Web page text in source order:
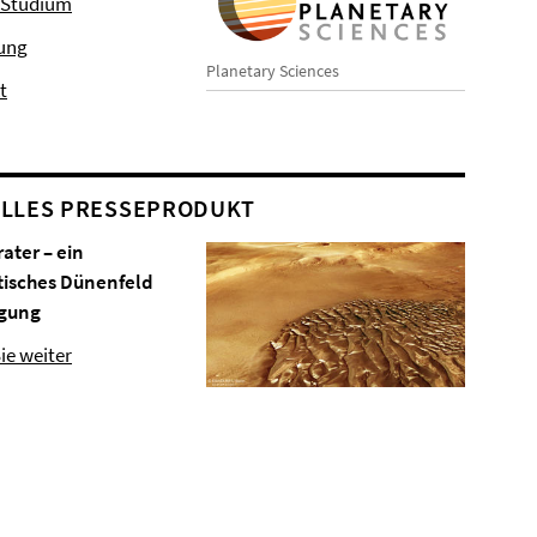
Planetary Sciences
PRESSEPRODUKT
– ein
Dünenfeld
weiter